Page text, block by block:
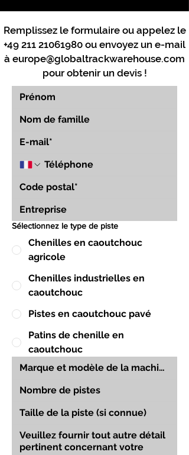
Remplissez le formulaire ou appelez le
+49 211 21061980 ou envoyez un e-mail
à europe@globaltrackwarehouse.com
pour obtenir un devis !
Sélectionnez le type de piste
Chenilles en caoutchouc
agricole
Chenilles industrielles en
caoutchouc
Pistes en caoutchouc pavé
Patins de chenille en
caoutchouc